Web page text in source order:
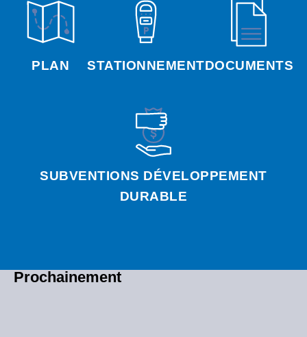
PLAN STATIONNEMENTDOCUMENTS
SUBVENTIONS DÉVELOPPEMENT
DURABLE
Prochainement